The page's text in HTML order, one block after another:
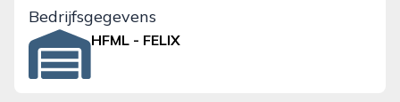
Bedrijfsgegevens
HFML - FELIX